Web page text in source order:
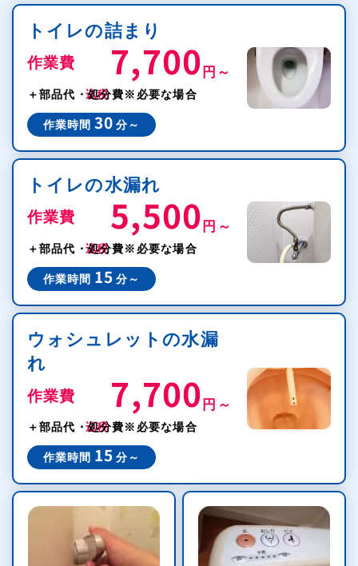
トイレの詰まり
作業費 7,700 円～
＋部品代・処分費※必要な場合
作業時間 30 分～
トイレの水漏れ
作業費 5,500 円～
＋部品代・処分費※必要な場合
作業時間 15 分～
ウォシュレットの水漏
れ
作業費 7,700 円～
＋部品代・処分費※必要な場合
作業時間 15 分～